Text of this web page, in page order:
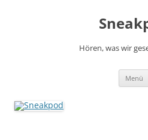
Hören, was wir
Menü